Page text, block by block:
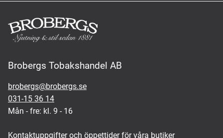
Brobergs Tobakshandel AB
brobergs@brobergs.se
031-15 36 14
Mån - fre: kl. 9 - 16
Kontaktuppgifter och öppettider för våra butiker